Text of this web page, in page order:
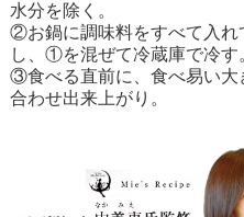
水分を除く。
②お鍋に調味料をすべて入れ
し、①を混ぜて冷蔵庫で冷す
③食べる直前に、食べ易い
合わせ出来上がり。